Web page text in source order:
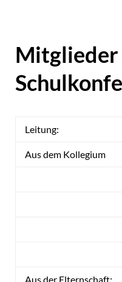
Mitglieder
Leitung:
Aus dem Kollegium
Aus der Elternschaft: